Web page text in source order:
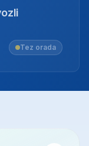
Tez orada